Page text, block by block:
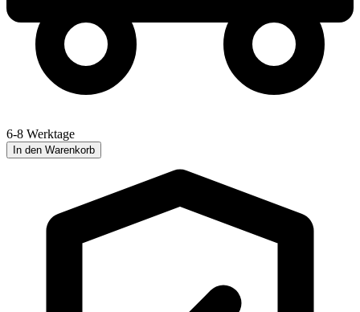
6-8 Werktage
In den Warenkorb